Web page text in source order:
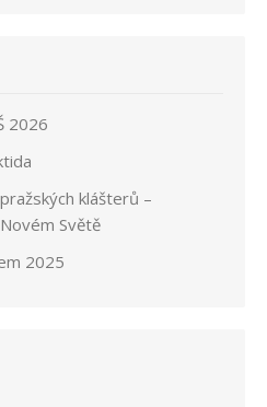
2026
klášterů –
Světě
2025